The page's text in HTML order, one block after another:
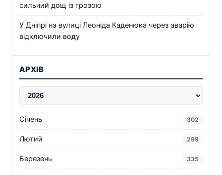
сильний дощ із грозою
У Дніпрі на вулиці Леоніда Каденюка через аварію
відключили воду
АРХІВ
Січень 302
Лютий 298
Березень 335